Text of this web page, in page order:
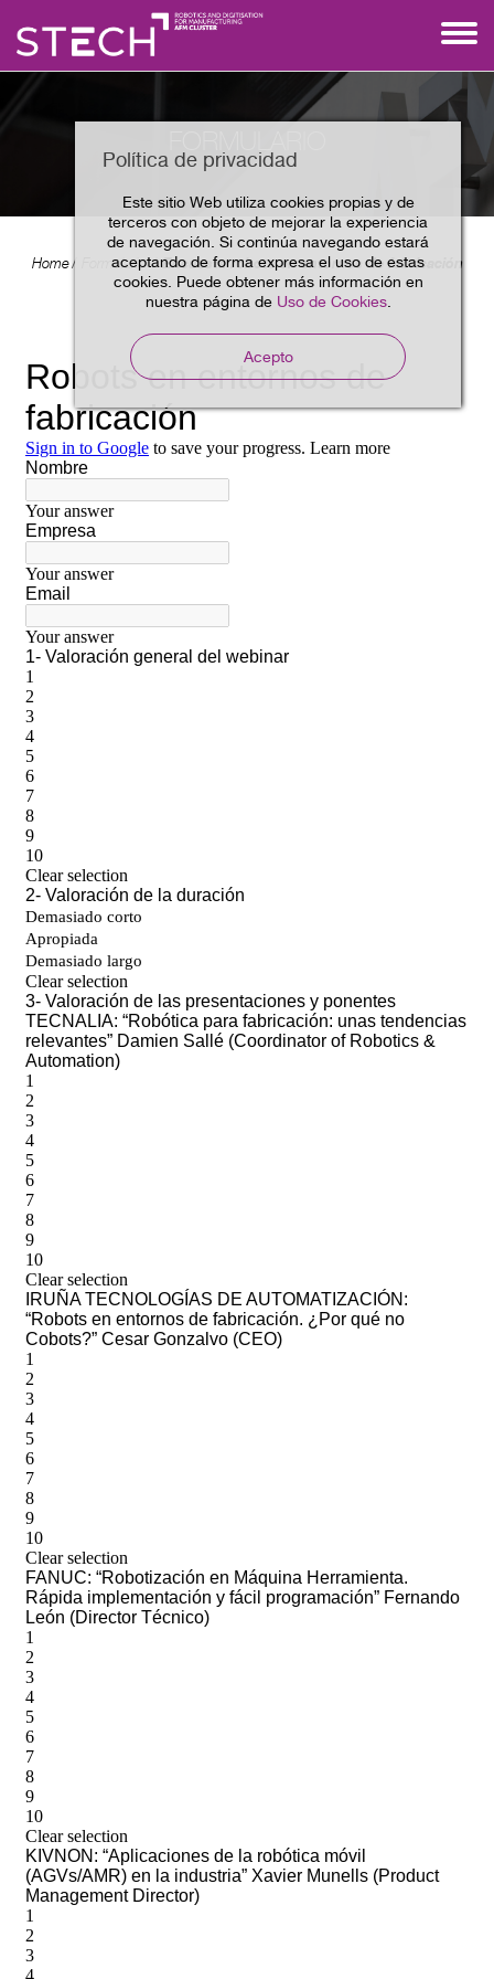
Política de privacidad
Este sitio Web utiliza cookies propias y de
terceros con objeto de mejorar la experiencia
de navegación. Si continúa navegando estará
aceptando de forma expresa el uso de estas
cookies. Puede obtener más información en
nuestra página de Uso de Cookies.
Acepto
Home Formulario Encuesta robots en entornos de fabricación